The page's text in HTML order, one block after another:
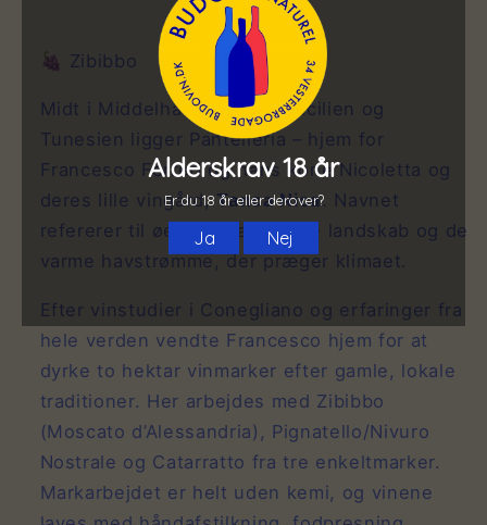
🍇 Zibibbo
Midt i Middelhavet mellem Sicilien og
Tunesien ligger Pantelleria – hjem for
Francesco Ferreri og hans kone Nicoletta og
deres lille vingård,Tanca Nica. Navnet
refererer til øens terrasserede landskab og de
varme havstrømme, der præger klimaet.
Efter vinstudier i Conegliano og erfaringer fra
hele verden vendte Francesco hjem for at
dyrke to hektar vinmarker efter gamle, lokale
traditioner. Her arbejdes med Zibibbo
(Moscato d’Alessandria), Pignatello/Nivuro
Nostrale og Catarratto fra tre enkeltmarker.
Markarbejdet er helt uden kemi, og vinene